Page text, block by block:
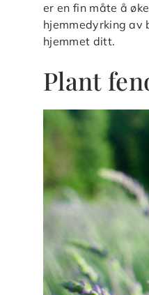
er en fin måte å
hjemmedyrking av
hjemmet ditt.
Plant